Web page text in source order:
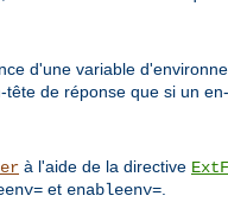
d'une variable
de réponse que si un
à l'aide de la directive
et enableenv=